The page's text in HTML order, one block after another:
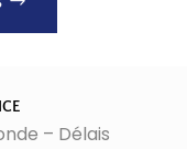
– Délais